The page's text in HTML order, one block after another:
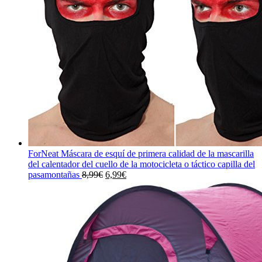
ForNeat Máscara de esquí de primera calidad de la mascarilla
del calentador del cuello de la motocicleta o táctico capilla del
pasamontañas 8,99€ El
original
era:
6,99€El
precio
actual